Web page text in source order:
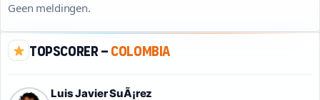
Geen meldingen.
Topscorer –Colombia
Luis Javier SuÃ¡rez